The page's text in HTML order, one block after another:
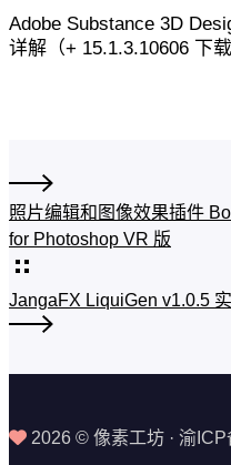
Adobe Substance 3D
详解（+ 15.1.3.10606 下载
照片编辑和图像效果插件
for Photoshop VR 版
JangaFX LiquiGen v1.0.5
2026 © 像素工坊 · 渝